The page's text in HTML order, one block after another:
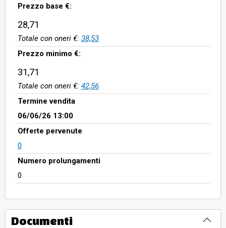
Prezzo base €:
28,71
Totale con oneri €: 38,53
Prezzo minimo €:
31,71
Totale con oneri €: 42,56
Termine vendita
06/06/26 13:00
Offerte pervenute
0
Numero prolungamenti
0
Documenti